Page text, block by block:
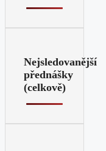
Nejsledovanější
přednášky
(celkově)